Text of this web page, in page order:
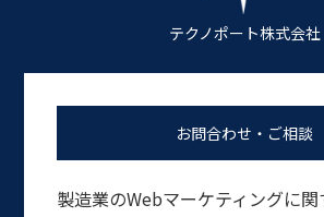
テクノポート株式会社
お問合わせ・ご相談
製造業のWebマーケティングに